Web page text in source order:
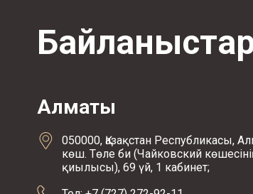
Алматы
050000, Қазақстан Республикасы,
көш. Төле би (Чайковский
қиылысы), 69 үй, 1 кабинет;